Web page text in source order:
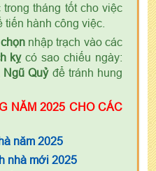
tháng tốt cho việc
hành công việc.
nhập trạch vào các
kỵcó sao chiếu ngày:
Ngũ Quỷđể tránh hung
NĂM 2025 CHO CÁC
năm 2025
nhà mới 2025